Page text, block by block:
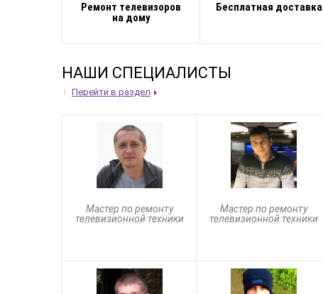
Ремонт телевизоров
на дому
Бесплатная доставка
НАШИ СПЕЦИАЛИСТЫ
Перейти в раздел
Мастер по ремонту
телевизионной техники
Мастер по ремонту
телевизионной техники